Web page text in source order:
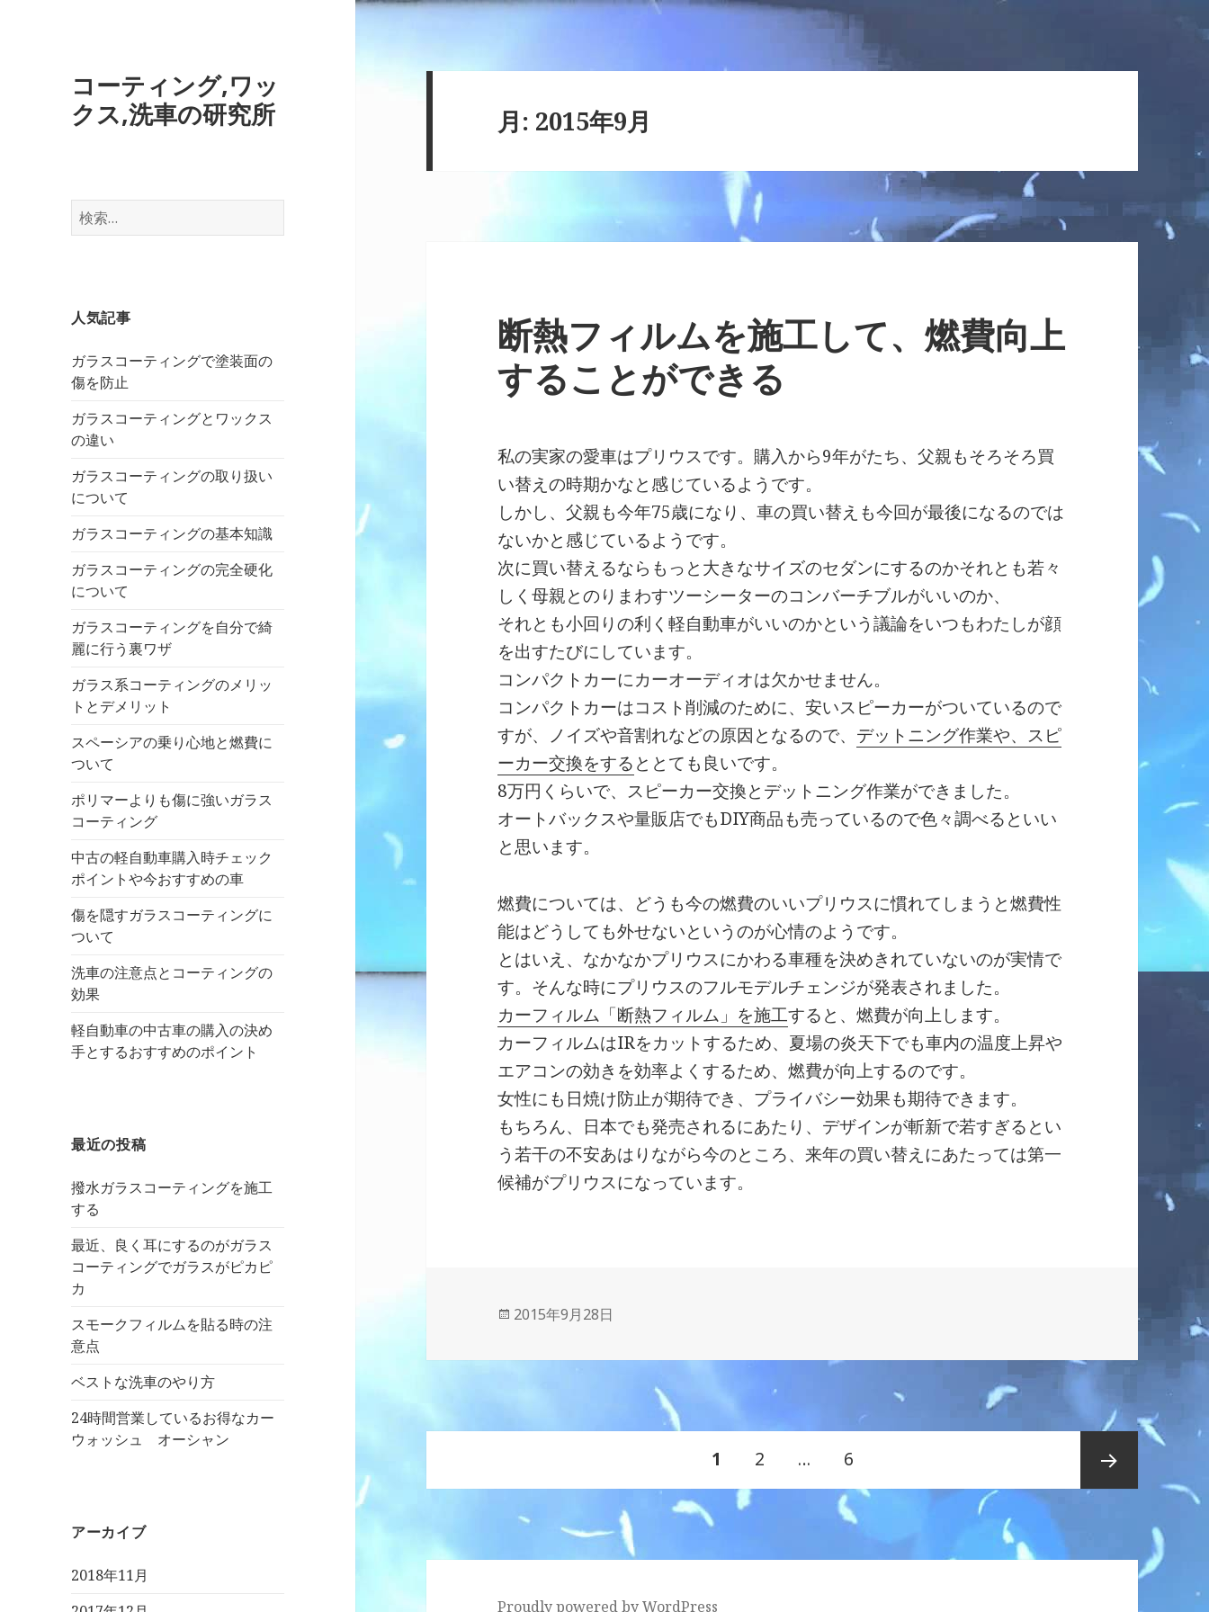
コーティング,ワッ
クス,洗車の研究所
検
索
人気記事
ガラスコーティングで塗装面の
傷を防止
ガラスコーティングとワックス
の違い
ガラスコーティングの取り扱い
について
ガラスコーティングの基本知識
ガラスコーティングの完全硬化
について
ガラスコーティングを自分で綺
麗に行う裏ワザ
ガラス系コーティングのメリッ
トとデメリット
スペーシアの乗り心地と燃費に
ついて
ポリマーよりも傷に強いガラス
コーティング
中古の軽自動車購入時チェック
ポイントや今おすすめの車
傷を隠すガラスコーティングに
ついて
洗車の注意点とコーティングの
効果
軽自動車の中古車の購入の決め
手とするおすすめのポイント
最近の投稿
撥水ガラスコーティングを施工
する
最近、良く耳にするのがガラス
コーティングでガラスがピカピ
カ
スモークフィルムを貼る時の注
意点
ベストな洗車のやり方
24時間営業しているお得なカー
ウォッシュ オーシャン
アーカイブ
2018年11月
月: 2015年9月
断熱フィルムを施工して、燃費向上
することができる
私の実家の愛車はプリウスです。購入から9年がたち、父親もそろそろ買
い替えの時期かなと感じているようです。
しかし、父親も今年75歳になり、車の買い替えも今回が最後になるのでは
ないかと感じているようです。
次に買い替えるならもっと大きなサイズのセダンにするのかそれとも若々
しく母親とのりまわすツーシーターのコンバーチブルがいいのか、
それとも小回りの利く軽自動車がいいのかという議論をいつもわたしが顔
を出すたびにしています。
コンパクトカーにカーオーディオは欠かせません。
コンパクトカーはコスト削減のために、安いスピーカーがついているので
すが、ノイズや音割れなどの原因となるので、 デットニング作業や、スピ
ーカー交換をするととても良いです。
8万円くらいで、スピーカー交換とデットニング作業ができました。
オートバックスや量販店でもDIY商品も売っているので色々調べるといい
と思います。
燃費については、どうも今の燃費のいいプリウスに慣れてしまうと燃費性
能はどうしても外せないというのが心情のようです。
とはいえ、なかなかプリウスにかわる車種を決めきれていないのが実情で
す。そんな時にプリウスのフルモデルチェンジが発表されました。
カーフィルム「断熱フィルム」を施工すると、燃費が向上します。
カーフィルムはIRをカットするため、夏場の炎天下でも車内の温度上昇や
エアコンの効きを効率よくするため、燃費が向上するのです。
女性にも日焼け防止が期待でき、プライバシー効果も期待できます。
もちろん、日本でも発売されるにあたり、デザインが斬新で若すぎるとい
う若干の不安あはりながら今のところ、来年の買い替えにあたっては第一
候補がプリウスになっています。
投
日:
2015年9月28日
ゲ
ペ
ー
1 ペ
2 … ペ
ー
6
Proudly powered by WordPress